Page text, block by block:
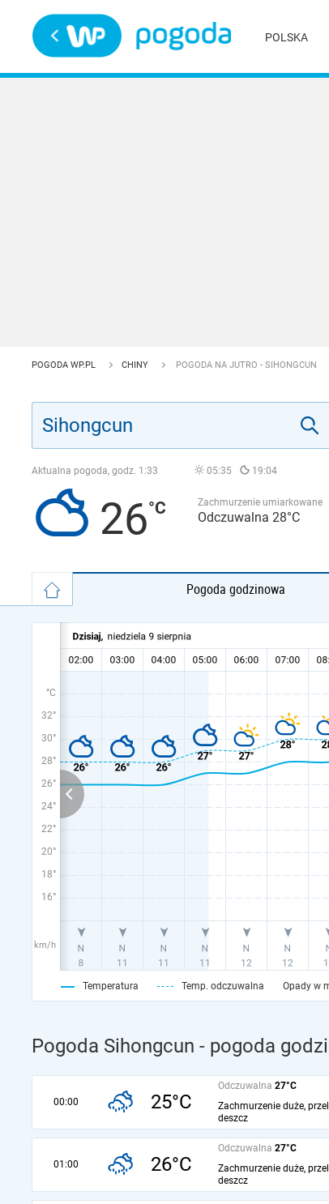
POLSKA
POGODA WP.PL CHINY POGODA NA JUTRO - SIHONGCUN
Aktualna pogoda, godz. 1:33 05:35 19:04
26 Zachmurzenie umiarkowane
Odczuwalna 28°C
Pogoda godzinowa
°C
32°
30°
28°
26°
24°
22°
20°
18°
16°
km/h
Temperatura Temp. odczuwalna Opady w
Pogoda Sihongcun - pogoda
00:00 25°C
Odczuwalna 27°C
Zachmurzenie duże,
deszcz
01:00 26°C
Odczuwalna 27°C
Zachmurzenie duże,
deszcz